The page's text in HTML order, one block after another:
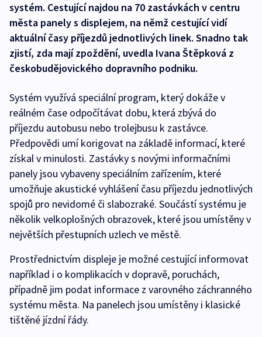
systém. Cestující najdou na 70 zastávkách v centru
města panely s displejem, na němž cestující vidí
aktuální časy příjezdů jednotlivých linek. Snadno tak
zjistí, zda mají zpoždění, uvedla Ivana Štěpková z
českobudějovického dopravního podniku.
Systém využívá speciální program, který dokáže v
reálném čase odpočítávat dobu, která zbývá do
příjezdu autobusu nebo trolejbusu k zastávce.
Předpovědi umí korigovat na základě informací, které
získal v minulosti. Zastávky s novými informačními
panely jsou vybaveny speciálním zařízením, které
umožňuje akustické vyhlášení času příjezdu jednotlivých
spojů pro nevidomé či slabozraké. Součástí systému je
několik velkoplošných obrazovek, které jsou umístěny v
největších přestupních uzlech ve městě.
Prostřednictvím displeje je možné cestující informovat
například i o komplikacích v dopravě, poruchách,
případně jim podat informace z varovného záchranného
systému města. Na panelech jsou umístěny i klasické
tištěné jízdní řády.